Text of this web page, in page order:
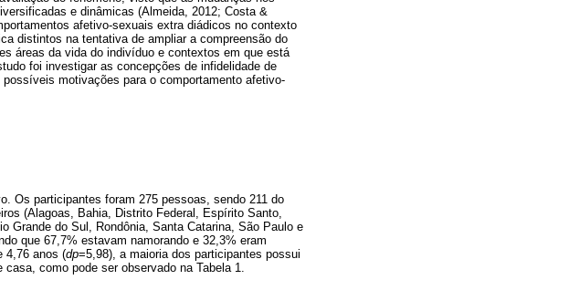
e dinâmicas (Almeida, 2012; Costa &
afetivo-sexuais extra diádicos no contexto
distintos na tentativa de ampliar a compreensão do
áreas da vida do indivíduo e contextos em que está
foi investigar as concepções de infidelidade de
motivações para o comportamento afetivo-
Os participantes foram 275 pessoas, sendo 211 do
(Alagoas, Bahia, Distrito Federal, Espírito Santo,
Grande do Sul, Rondônia, Santa Catarina, São Paulo e
que 67,7% estavam namorando e 32,3% eram
4,76 anos (dp=5,98), a maioria dos participantes possui
como pode ser observado na Tabela 1.